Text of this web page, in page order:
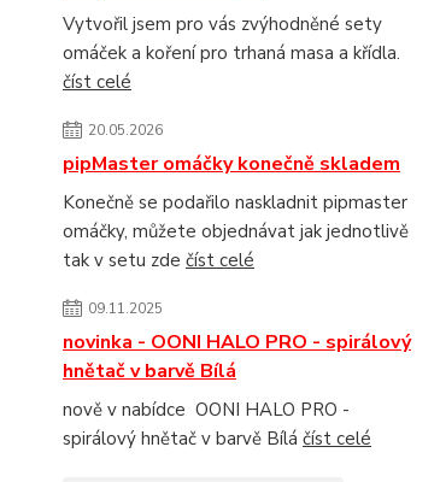
Vytvořil jsem pro vás zvýhodněné sety
omáček a koření pro trhaná masa a křídla.
číst celé
20.05.2026
pipMaster omáčky konečně skladem
Konečně se podařilo naskladnit pipmaster
omáčky, můžete objednávat jak jednotlivě
tak v setu zde číst celé
09.11.2025
novinka - OONI HALO PRO - spirálový
hnětač v barvě Bílá
nově v nabídce OONI HALO PRO -
spirálový hnětač v barvě Bílá číst celé